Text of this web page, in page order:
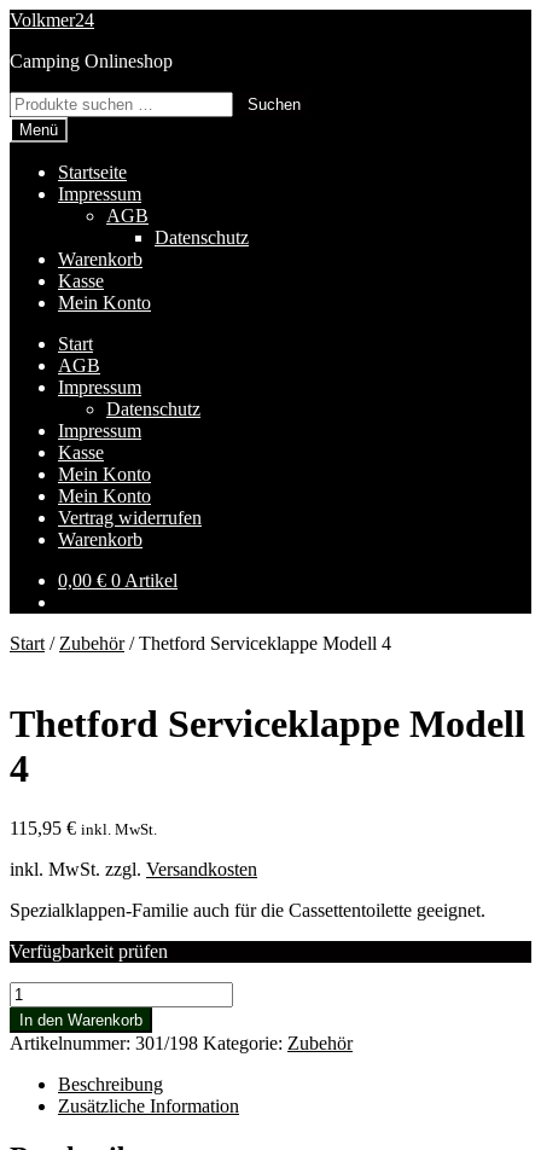
Zur
springen
Zum
springen
Volkmer24
Camping Onlineshop
Suchen
nach:
Suchen
Menü
Startseite
Impressum
AGB
Datenschutz
Warenkorb
Kasse
Mein Konto
Start
AGB
Impressum
Datenschutz
Impressum
Kasse
Mein Konto
Mein Konto
Vertrag widerrufen
Warenkorb
0,00 € 0 Artikel
Start / Zubehör/Thetford Serviceklappe Modell 4
Thetford Serviceklappe Modell
4
115,95 € inkl. MwSt.
inkl. MwSt. zzgl. Versandkosten
Spezialklappen-Familie auch für die Cassettentoilette geeignet.
Verfügbarkeit prüfen
Thetford
Serviceklappe
Modell
4
Menge
In den Warenkorb
Artikelnummer: 301/198 Kategorie: Zubehör
Beschreibung
Zusätzliche Information